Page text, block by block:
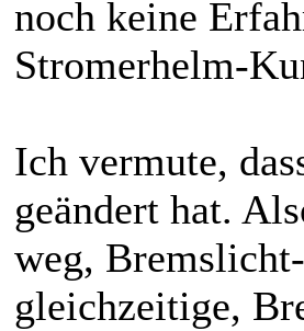
noch keine
Stromerhelm-
Ich vermute,
geändert hat.
weg,
gleichzeitige,